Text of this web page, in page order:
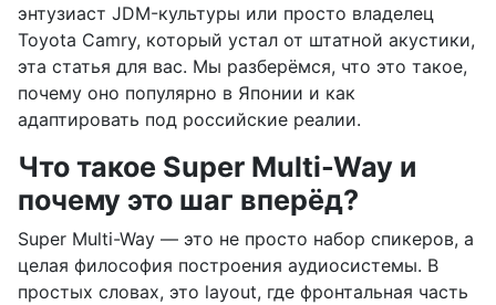
энтузиаст JDM-культуры или просто владелец
Toyota Camry, который устал от штатной акустики,
эта статья для вас. Мы разберёмся, что это такое,
почему оно популярно в Японии и как
адаптировать под российские реалии.
Что такое Super Multi-Way и
почему это шаг вперёд?
Super Multi-Way — это не просто набор спикеров, а
целая философия построения аудиосистемы. В
простых словах, это layout, где фронтальная часть